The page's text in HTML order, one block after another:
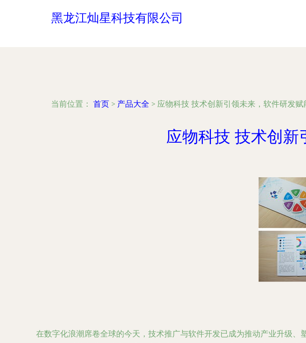
黑龙江灿星科技有限公司
当前位置： 首页 > 产品大全 > 应物科技 技术创新引领未来，软件研发赋
应物科技 技术创新
在数字化浪潮席卷全球的今天，技术推广与软件开发已成为推动产业升级